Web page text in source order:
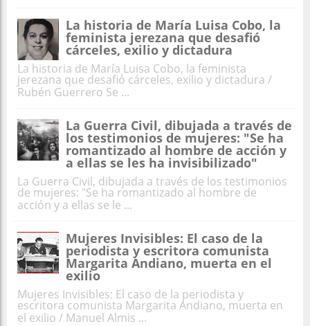
La historia de María Luisa Cobo, la
feminista jerezana que desafió
cárceles, exilio y dictadura
La historia de María Luisa Cobo, la feminista
jerezana que desafió cárceles, exilio y dictadura /
Rubén Guerrero Se ...
La Guerra Civil, dibujada a través de
los testimonios de mujeres: "Se ha
romantizado al hombre de acción y
a ellas se les ha invisibilizado"
La Guerra Civil, dibujada a través de los testimonios
de mujeres: "Se ha romantizado al hombre de
acción y a ellas se le ...
Mujeres Invisibles: El caso de la
periodista y escritora comunista
Margarita Andiano, muerta en el
exilio
Mujeres Invisibles: El caso de la periodista y
escritora comunista Margarita Andiano, muerta en
el exilio / Manuel Almis ...